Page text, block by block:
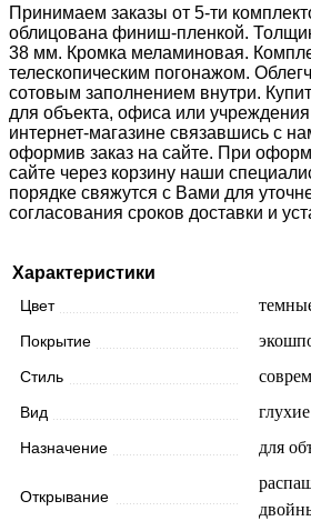
Принимаем заказы от 5-ти
облицована финиш-пленкой.
38 мм. Кромка меламиновая.
телескопическим погонажом.
сотовым заполнением внутри.
для объекта, офиса или
интернет-магазине связавшись с
оформив заказ на сайте. При
сайте через корзину наши
порядке свяжутся с Вами для
согласования сроков доставки и
Характеристики
Цвет
Покрытие
Стиль
Вид глухие
Назначение для
Открывание